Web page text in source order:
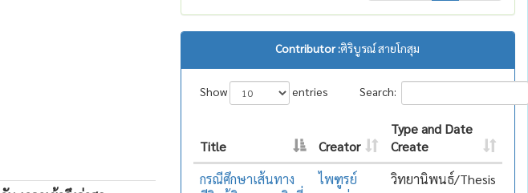
Contributor :ศิริบูรณ์ สายโกสุม
Show entries Search:
Title Creator
Type and Date
Create
กรณีศึกษาเส้นทาง
ไพฑูรย์
วิทยานิพนธ์/Thesis